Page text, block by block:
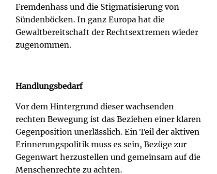
Fremdenhass und die Stigmatisierung von
Sündenböcken. In ganz Europa hat die
Gewaltbereitschaft der Rechtsextremen wieder
zugenommen.
Handlungsbedarf
Vor dem Hintergrund dieser wachsenden
rechten Bewegung ist das Beziehen einer klaren
Gegenposition unerlässlich. Ein Teil der aktiven
Erinnerungspolitik muss es sein, Bezüge zur
Gegenwart herzustellen und gemeinsam auf die
Menschenrechte zu achten.